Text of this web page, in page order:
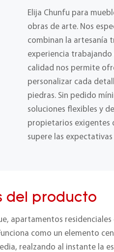
Elija Chunfu para
obras de arte. Nos
combinan la artesanía
experiencia
calidad nos permite
personalizar cada
piedras. Sin pedido
soluciones flexibles y
propietarios exigentes
supere las
del producto
apartamentos
como un elemento
realzando al instante la